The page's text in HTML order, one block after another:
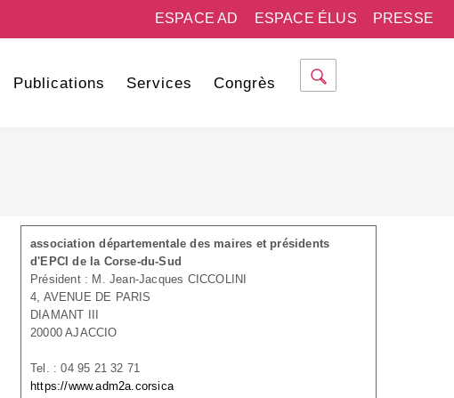
PRESSE
ESPACE ÉLUS
ESPACE AD
Publications Services Congrès
association départementale des maires et présidents
d'EPCI de la Corse-du-Sud
Président : M. Jean-Jacques CICCOLINI
4, AVENUE DE PARIS
DIAMANT III
20000 AJACCIO
Tel. : 04 95 21 32 71
https://www.adm2a.corsica